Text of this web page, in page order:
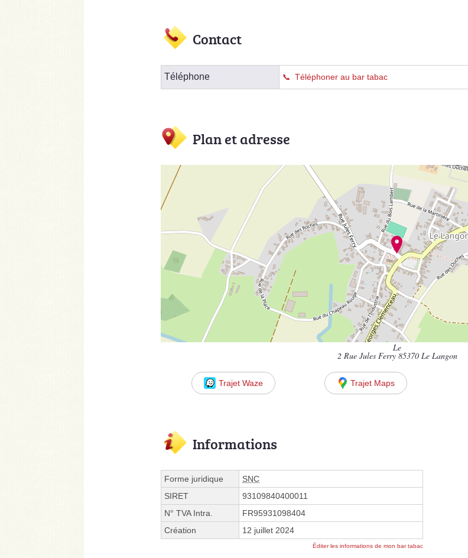
Contact
Téléphone Téléphoner au bar tabac
Plan et adresse
Le
2 Rue Jules Ferry 85370 Le Langon
Trajet Waze Trajet Maps
Informations
Forme juridique
SNC
SIRET
93109840400011
N° TVA Intra.
FR95931098404
Création
12 juillet 2024
Éditer les informations de mon bar tabac